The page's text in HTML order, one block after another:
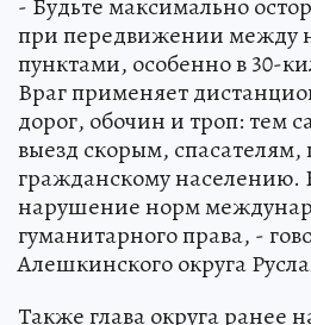
при передвижении между
пунктами, особенно в 30-
Враг применяет
дорог, обочин и троп: тем
выезд скорым,
гражданскому населению.
нарушение норм
гуманитарного права, -
Алешкинского округа
Также глава округа ранее